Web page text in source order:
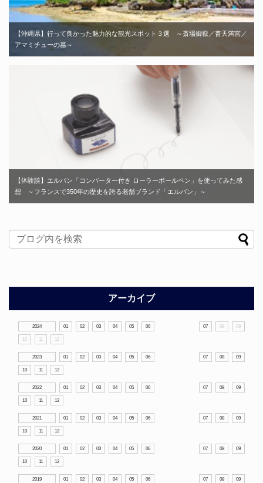
【沖縄県】行って良かった魅力的な観光スポット３選 ～斎場御嶽／普天満宮／
アマミチューの墓～
【体験談】エルバン「コンバーター付き ローラーボールペン」を使ってみた感
想 ～フランスで350年の歴史を誇る老舗ブランド「エルバン」～
アーカイブ
2024 01 02 03 04 05 06 07 08 09
10 11 12
2023 01 02 03 04 05 06 07 08 09
10 11 12
2022 01 02 03 04 05 06 07 08 09
10 11 12
2021 01 02 03 04 05 06 07 08 09
10 11 12
2020 01 02 03 04 05 06 07 08 09
10 11 12
2019 01 02 03 04 05 06 07 08 09